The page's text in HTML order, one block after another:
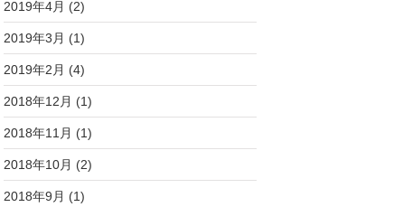
2019年4月 (2)
2019年3月 (1)
2019年2月 (4)
2018年12月 (1)
2018年11月 (1)
2018年10月 (2)
2018年9月 (1)